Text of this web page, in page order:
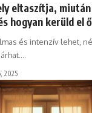
eltaszítja,
hogyan kerüld el
és intenzív lehet,
…
2025